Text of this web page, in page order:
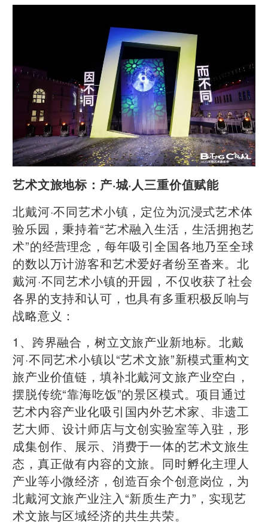
艺术文旅地标：产·城·人三重价值赋能
北戴河·不同艺术小镇，定位为沉浸式艺术体
验乐园，秉持着“艺术融入生活，生活拥抱艺
术”的经营理念，每年吸引全国各地乃至全球
的数以万计游客和艺术爱好者纷至沓来。北
戴河·不同艺术小镇的开园，不仅收获了社会
各界的支持和认可，也具有多重积极反响与
战略意义：
1、跨界融合，树立文旅产业新地标。北戴
河·不同艺术小镇以“艺术文旅”新模式重构文
旅产业价值链，填补北戴河文旅产业空白，
摆脱传统“靠海吃饭”的景区模式。项目通过
艺术内容产业化吸引国内外艺术家、非遗工
艺大师、设计师店与文创实验室等入驻，形
成集创作、展示、消费于一体的艺术文旅生
态，真正做有内容的文旅。同时孵化主理人
产业等小微经济，创造百余个创意岗位，为
北戴河文旅产业注入“新质生产力”，实现艺
术文旅与区域经济的共生共荣。